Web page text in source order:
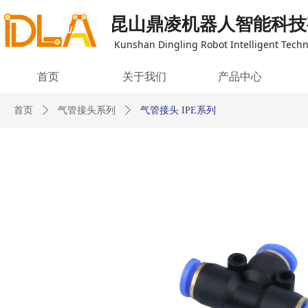
昆山鼎凌机器人智能科
Kunshan Dingling Robot Intelligent
首页 关于我们 产品中心
首页 ꄲ 气管接头系列 ꄲ 气管接头 IPE系列